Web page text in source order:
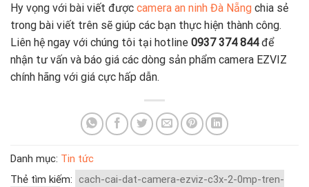
Hy vọng với bài viết được camera an ninh Đà Nẵng chia sẻ
trong bài viết trên sẽ giúp các bạn thực hiện thành công.
Liên hệ ngay với chúng tôi tại hotline 0937 374 844để
nhận tư vấn và báo giá các dòng sản phẩm camera EZVIZ
chính hãng với giá cực hấp dẫn.
Danh mục: Tin tức
Thẻ tìm kiếm: cach-cai-dat-camera-ezviz-c3x-2-0mp-tren-